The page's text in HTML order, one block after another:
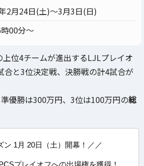
2月24日(土)～3月3日(日)
00分～
上位4チームが進出するLJLプレイオ
合と3位決定戦、決勝戦の計4試合が
優勝は300万円、3位は100万円の総
ン 1月 20日（土）開幕！／／